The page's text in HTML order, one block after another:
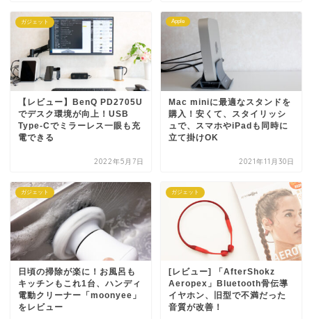
ガジェット
【レビュー】BenQ PD2705U
でデスク環境が向上！USB
Type-Cでミラーレス一眼も充
電できる
2022年5月7日
Apple
Mac miniに最適なスタンドを
購入！安くて、スタイリッシ
ュで、スマホやiPadも同時に
立て掛けOK
2021年11月30日
ガジェット
日頃の掃除が楽に！お風呂も
キッチンもこれ1台、ハンディ
電動クリーナー「moonyee」
をレビュー
ガジェット
[レビュー] 「AfterShokz
Aeropex」Bluetooth骨伝導
イヤホン、旧型で不満だった
音質が改善！